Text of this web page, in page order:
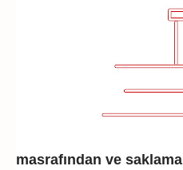
masrafından ve saklama